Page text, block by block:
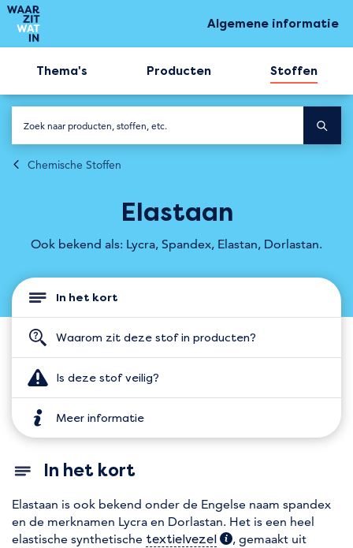
Algemene informatie
Thema's Producten Stoffen
Chemische Stoffen
Elastaan
Ook bekend als: Lycra, Spandex, Elastan, Dorlastan.
In het kort
Waarom zit deze stof in producten?
Is deze stof veilig?
Meer informatie
In het kort
Elastaan is ook bekend onder de Engelse naam spandex
en de merknamen Lycra en Dorlastan. Het is een heel
elastische synthetische textielvezel (extra informatie)
, gemaakt uit